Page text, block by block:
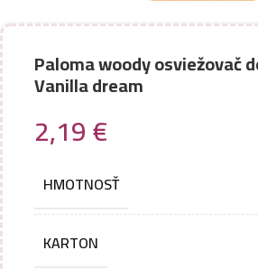
Paloma woody osviežovač
Vanilla dream
2,19€
HMOTNOSŤ
KARTON